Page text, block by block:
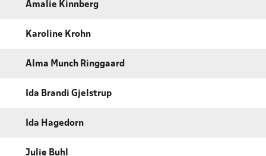
Amalie Kinnberg
Karoline Krohn
Alma Munch Ringgaard
Ida Brandi Gjelstrup
Ida Hagedorn
Julie Buhl